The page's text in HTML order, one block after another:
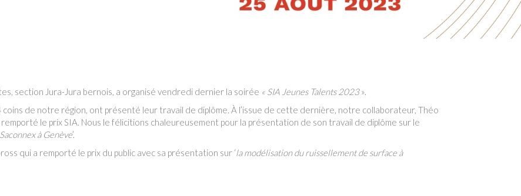
section Jura-Jura bernois, a organisé vendredi dernier la soirée « SIA Jeunes Talents 2023».
de notre région, ont présenté leur travail de diplôme. À l’issue de cette dernière, notre collaborateur, Théo
le prix SIA. Nous le félicitions chaleureusement pour la présentation de son travail de diplôme sur le
à Genève’.
qui a remporté le prix du public avec sa présentation sur ‘la modélisation du ruissellement de surface à